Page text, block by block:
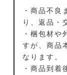
・商品不良
り、返品・
・梱包材や
すが、商品
なります。
・商品到着